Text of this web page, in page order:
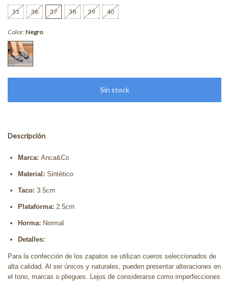
35 36 37 38 39 40
Color:Negro
Descripción
Marca: Anca&Co
Material: Sintético
Taco: 3.5cm
Plataforma: 2.5cm
Horma: Normal
Detalles:
Para la confección de los zapatos se utilizan cueros seleccionados de
alta calidad. Al ser únicos y naturales, pueden presentar alteraciones en
el tono, marcas o pliegues. Lejos de considerarse como imperfecciones